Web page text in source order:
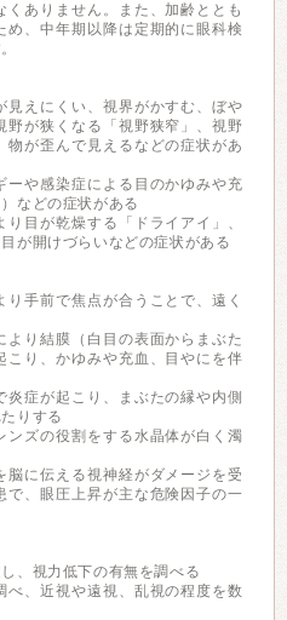
ありません。また、加齢ととも
、中年期以降は定期的に眼科検
見えにくい、視界がかすむ、ぼや
野が狭くなる「視野狭窄」、視野
が歪んで見えるなどの症状があ
ーや感染症による目のかゆみや充
などの症状がある
目が乾燥する「ドライアイ」、
が開けづらいなどの症状がある
り手前で焦点が合うことで、遠く
より結膜（白目の表面からまぶた
り、かゆみや充血、目やにを伴
炎症が起こり、まぶたの縁や内側
りする
ンズの役割をする水晶体が白く濁
脳に伝える視神経がダメージを受
で、眼圧上昇が主な危険因子の一
、視力低下の有無を調べる
べ、近視や遠視、乱視の程度を数